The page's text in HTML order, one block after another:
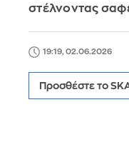
στέλνοντας
19:19, 02.06.2026
Προσθέστε το